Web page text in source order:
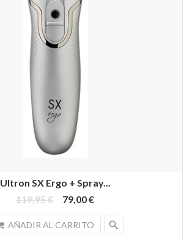
Ultron SX Ergo + Spray...
119,95 €
79,00 €
AÑADIR AL CARRITO search